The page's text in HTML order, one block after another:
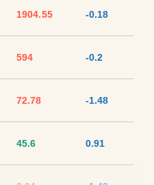
1904.55 -0.18
594 -0.2
72.78 -1.48
45.6 0.91